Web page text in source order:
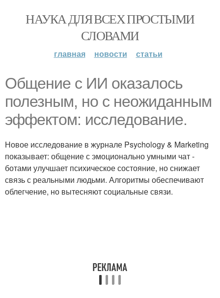
НАУКА ДЛЯ ВСЕХ ПРОСТЫМИ
СЛОВАМИ
главная новости статьи
Общение с ИИ оказалось
полезным, но с неожиданным
эффектом: исследование.
Новое исследование в журнале Psychology & Marketing
показывает: общение с эмоционально умными чат -
ботами улучшает психическое состояние, но снижает
связь с реальными людьми. Алгоритмы обеспечивают
облегчение, но вытесняют социальные связи.